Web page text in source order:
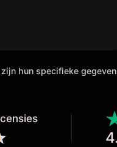
hun specifieke